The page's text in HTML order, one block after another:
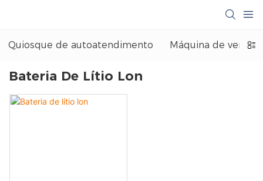
Quiosque de autoatendimento Máquina de venda
Bateria De Lítio Lon